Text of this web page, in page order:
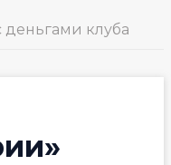
деньгами клуба